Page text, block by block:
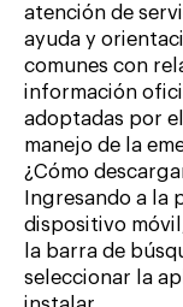
atención de
ayuda y
comunes con
información
adoptadas por
manejo de la
¿Cómo
Ingresando a la
dispositivo
la barra de
seleccionar la